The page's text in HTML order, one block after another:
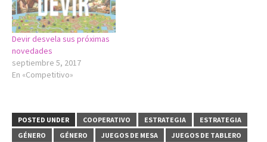
Devir desvela sus próximas
novedades
septiembre 5, 2017
En «Competitivo»
POSTED UNDER COOPERATIVO ESTRATEGIA
ESTRATEGIA
GÉNERO
GÉNERO JUEGOS DE MESA
JUEGOS DE TABLERO